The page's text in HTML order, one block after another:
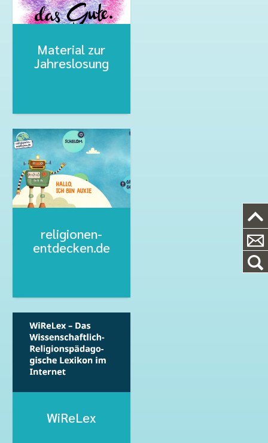
Material zur
Jahreslosung
religionen-
entdecken.de
WiReLex